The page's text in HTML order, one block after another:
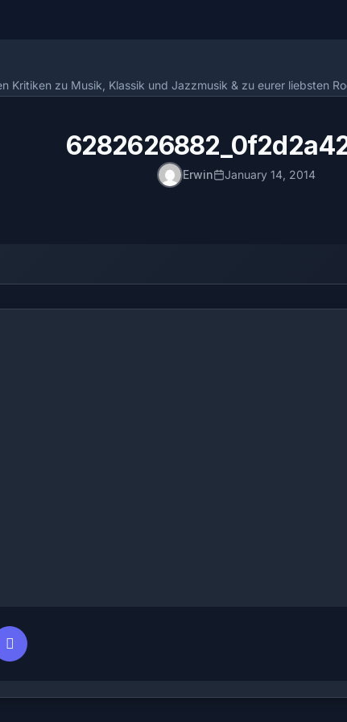
Kritiken zu Musik, Klassik und Jazzmusik & zu eurer liebsten
Erwin January 14, 2014